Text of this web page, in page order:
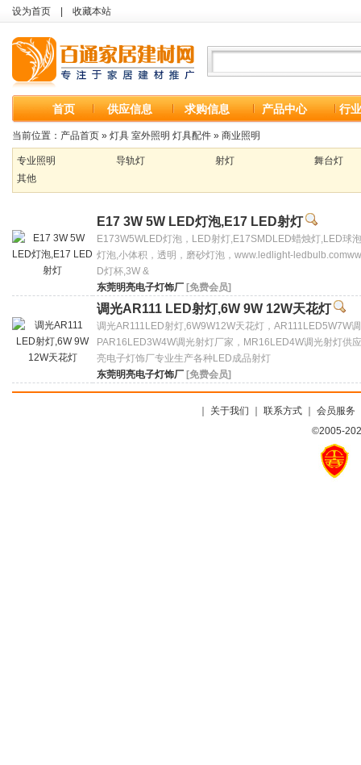
设为首页 收藏本站
首页 供应信息 求购信息 产品中心 行
当前位置： 产品首页 » 灯具 室外照明 灯具配件 » 商业照明
专业照明 导轨灯 射灯
舞台灯
其他
E17 3W 5W LED灯泡,E17 LED射灯
E173W5WLED灯泡，LED射灯,E17SMDLED蜡烛灯,LED球
灯泡,小体积，透明，磨砂灯泡，www.ledlight-
D灯杯,3W &
东莞明亮电子灯饰厂 [免费会员]
调光AR111 LED射灯,6W 9W 12W天花灯
调光AR111LED射灯,6W9W12W天花灯，AR111LED5W7W
PAR16LED3W4W调光射灯厂家，MR16LED4W调光射灯
亮电子灯饰厂专业生产各种LED成品射灯
东莞明亮电子灯饰厂 [免费会员]
关于我们 联系方式｜ 会员服务
©2005-